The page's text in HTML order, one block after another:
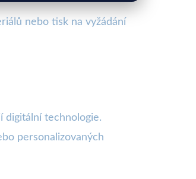
nebo tisk na vyžádání
digitální technologie.
personalizovaných